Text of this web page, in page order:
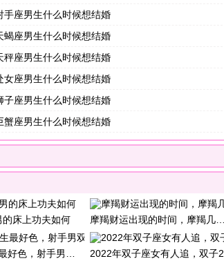
手座男生什么时候想结婚
蝎座男生什么时候想结婚
秤座男生什么时候想结婚
女座男生什么时候想结婚
子座男生什么时候想结婚
蟹座男生什么时候想结婚
床上功夫如何 摩羯财运出现的时间，摩羯几时财运最旺盛
男双鱼男双子男白羊男 2022年双子座女有人追，双子2022年桃花运势